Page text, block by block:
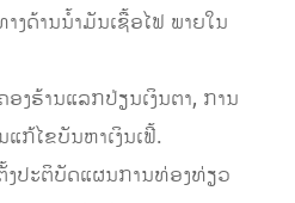
ງດ້ານນໍ້າມັນເຊື້ອໄຟ ພາຍໃນ
ງຮ້ານແລກປ່ຽນເງິນຕາ, ການ
ກ້ໄຂບັນຫາເງິນເຟີ້.
ງປະຕິບັດແຜນການທ່ອງທ່ຽວ